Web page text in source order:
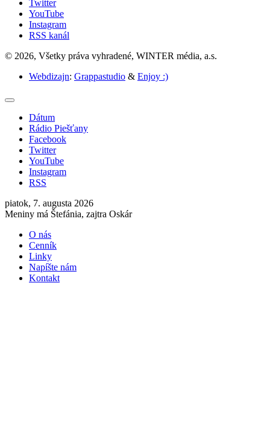
Twitter
YouTube
Instagram
RSS kanál
© 2026, Všetky práva vyhradené, WINTER média, a.s.
Webdizajn: Grappastudio & Enjoy :)
Dátum
Rádio Piešťany
Facebook
Twitter
YouTube
Instagram
RSS
piatok, 7. augusta 2026
Meniny má Štefánia, zajtra Oskár
O nás
Cenník
Linky
Napíšte nám
Kontakt